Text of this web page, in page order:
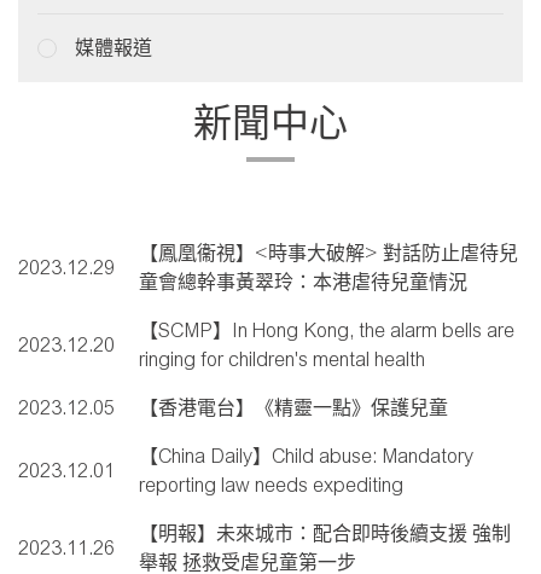
媒體報道
新聞中心
2023.12.29
【鳳凰衞視】<時事大破解> 對話防止虐待兒
童會總幹事黃翠玲：本港虐待兒童情況
2023.12.20
【SCMP】In Hong Kong, the alarm bells are
ringing for children's mental health
2023.12.05 【香港電台】《精靈一點》保護兒童
2023.12.01
【China Daily】Child abuse: Mandatory
reporting law needs expediting
2023.11.26
【明報】未來城市：配合即時後續支援 強制
舉報 拯救受虐兒童第一步